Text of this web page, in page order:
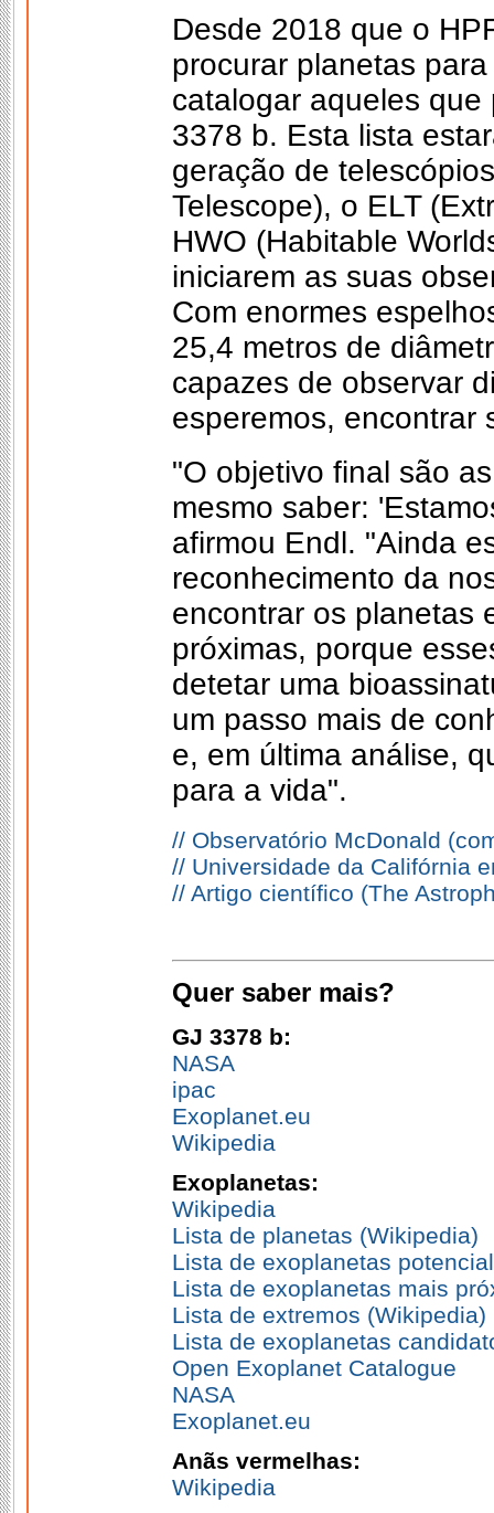
Desde 2018 que o
procurar planetas
catalogar aqueles
3378 b. Esta lista
geração de
Telescope), o ELT
HWO (Habitable
iniciarem as suas
Com enormes
25,4 metros de
capazes de observar
esperemos, encontrar
"O objetivo final são
mesmo saber:
afirmou Endl. "Ainda
reconhecimento da
encontrar os planetas
próximas, porque
detetar uma
um passo mais de
e, em última análise,
para a vida".
// Observatório McDonald
// Universidade da Califórnia
// Artigo científico (The
Quer saber mais?
GJ 3378 b:
NASA
ipac
Exoplanet.eu
Wikipedia
Exoplanetas:
Wikipedia
Lista de planetas (Wikipedia)
Lista de exoplanetas
Lista de exoplanetas mais
Lista de extremos (Wikipedia)
Lista de exoplanetas
Open Exoplanet Catalogue
NASA
Exoplanet.eu
Anãs vermelhas:
Wikipedia